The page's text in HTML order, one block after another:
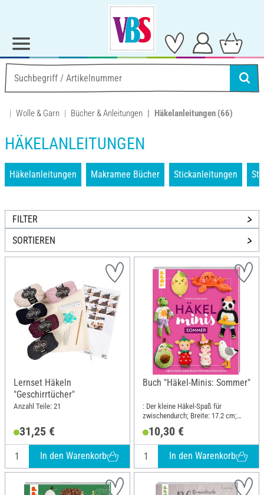
Wolle & Garn Bücher & Anleitungen Häkelanleitungen (66)
HÄKELANLEITUNGEN
Häkelanleitungen Makramee Bücher Stickanleitungen
FILTER
SORTIEREN
Lernset Häkeln
"Geschirrtücher"
Anzahl Teile: 21
31,25 €
In den Warenkorb
Buch "Häkel-Minis: Sommer"
: Der kleine Häkel-Spaß für
zwischendurch; Breite: 17.2 cm;
10,30 €
In den Warenkorb